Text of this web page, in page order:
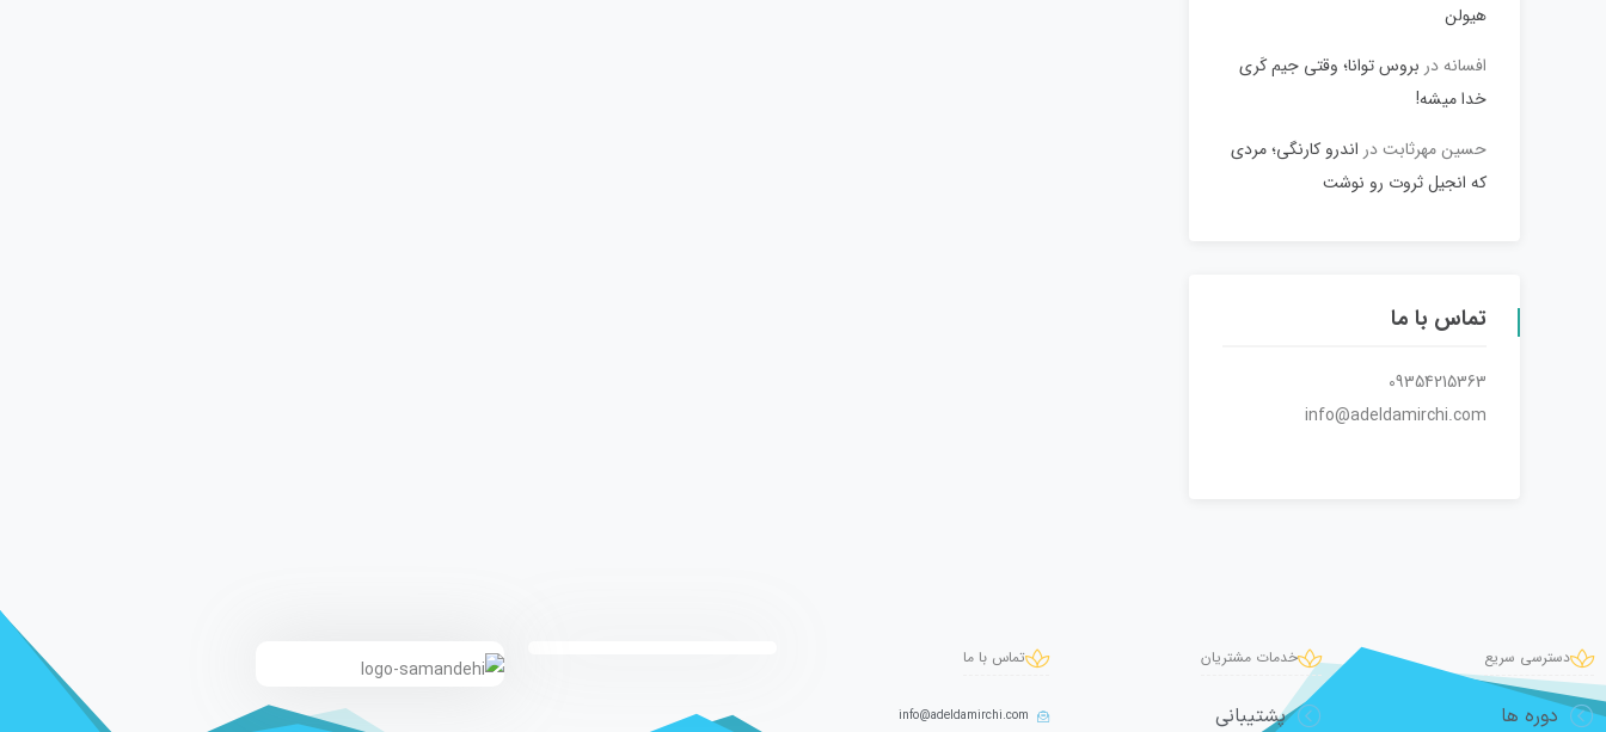
هیولن
افسانه در بروس توانا؛ وقتی جیم کَری
خدا میشه!
حسین مهرثابتدر اندرو کارنگی؛ مردی
که انجیل ثروت رو نوشت
تماس با ما
09354215363
info@adeldamirchi.com
دسترسی سریع
دوره ها
خدمات مشتریان
پشتیبانی
تماس با ما
info@adeldamirchi.com